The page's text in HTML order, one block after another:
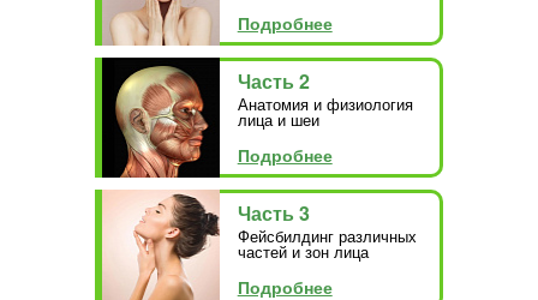
Подробнее
Часть 2
Анатомия и физиология
лица и шеи
Подробнее
Часть 3
Фейсбилдинг различных
частей и зон лица
Подробнее